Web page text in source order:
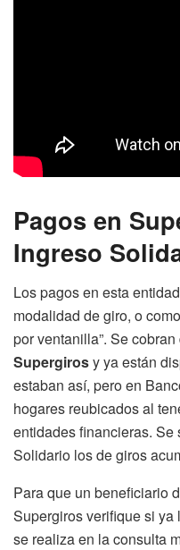
Pagos en
Ingreso
Los pagos en esta
modalidad de giro, o
por ventanilla”. Se
Supergirosy ya están
estaban así, pero en
hogares reubicados al
entidades financieras.
Solidario los de giros
Para que un beneficiario
Supergiros verifique si
se realiza en la consulta